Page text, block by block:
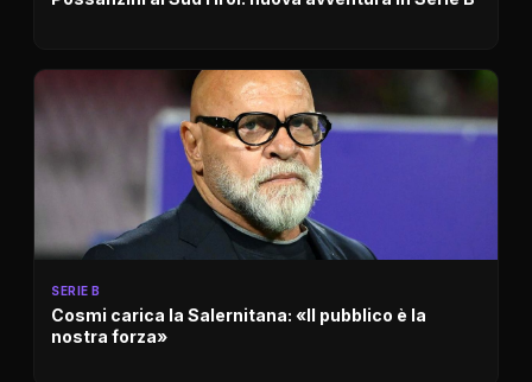
SERIE B
Cosmi carica la Salernitana: «Il pubblico è la
nostra forza»